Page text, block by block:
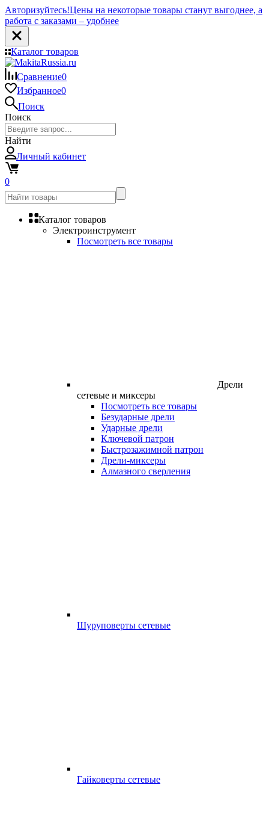
Авторизуйтесь!Цены на некоторые товары станут выгоднее, а
работа с заказами – удобнее
Каталог товаров
Сравнение0
Избранное0
Поиск
Поиск
Найти
Личный кабинет
0
Каталог товаров
Электроинструмент
Посмотреть все товары
Дрели
сетевые и миксеры
Посмотреть все товары
Безударные дрели
Ударные дрели
Ключевой патрон
Быстрозажимной патрон
Дрели-миксеры
Алмазного сверления
Шуруповерты сетевые
Гайковерты сетевые